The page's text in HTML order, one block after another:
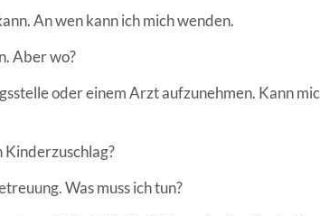
An wen kann ich mich wenden.
Aber wo?
oder einem Arzt aufzunehmen. Kann
Kinderzuschlag?
Was muss ich tun?